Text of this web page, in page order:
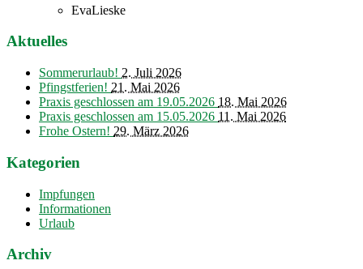
EvaLieske
Aktuelles
Sommerurlaub! 2. Juli 2026
Pfingstferien! 21. Mai 2026
Praxis geschlossen am 19.05.2026 18. Mai 2026
Praxis geschlossen am 15.05.2026 11. Mai 2026
Frohe Ostern! 29. März 2026
Kategorien
Impfungen
Informationen
Urlaub
Archiv